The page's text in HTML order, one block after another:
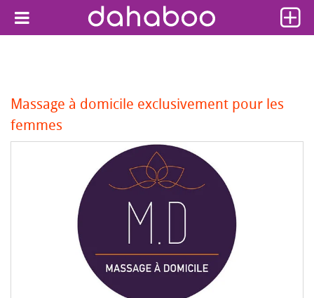
Massage à domicile exclusivement pour les
femmes